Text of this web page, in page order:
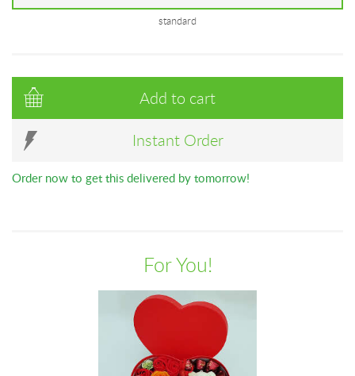
standard
Add to cart
Instant Order
Order now to get this delivered by tomorrow!
For You!